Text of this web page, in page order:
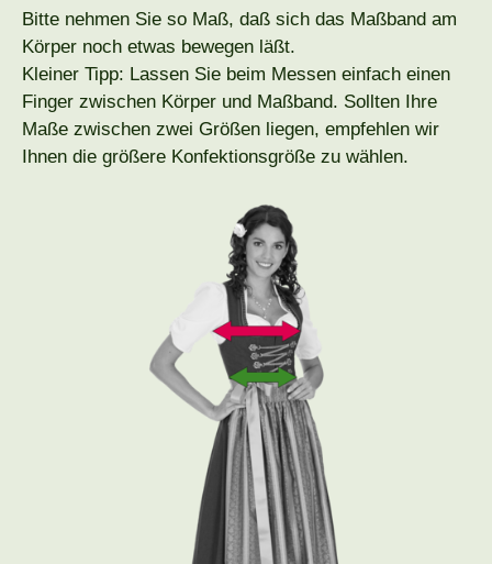
Bitte nehmen Sie so Maß, daß sich das Maßband am
Körper noch etwas bewegen läßt.
Kleiner Tipp: Lassen Sie beim Messen einfach einen
Finger zwischen Körper und Maßband. Sollten Ihre
Maße zwischen zwei Größen liegen, empfehlen wir
Ihnen die größere Konfektionsgröße zu wählen.